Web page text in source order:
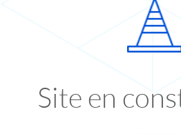
Site en